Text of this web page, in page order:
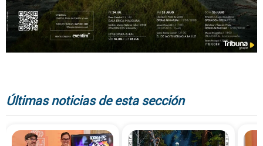
Últimas noticias de esta sección